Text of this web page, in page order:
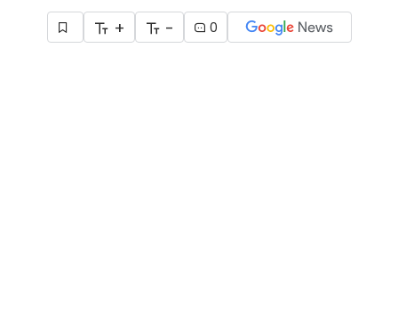
+ - 0